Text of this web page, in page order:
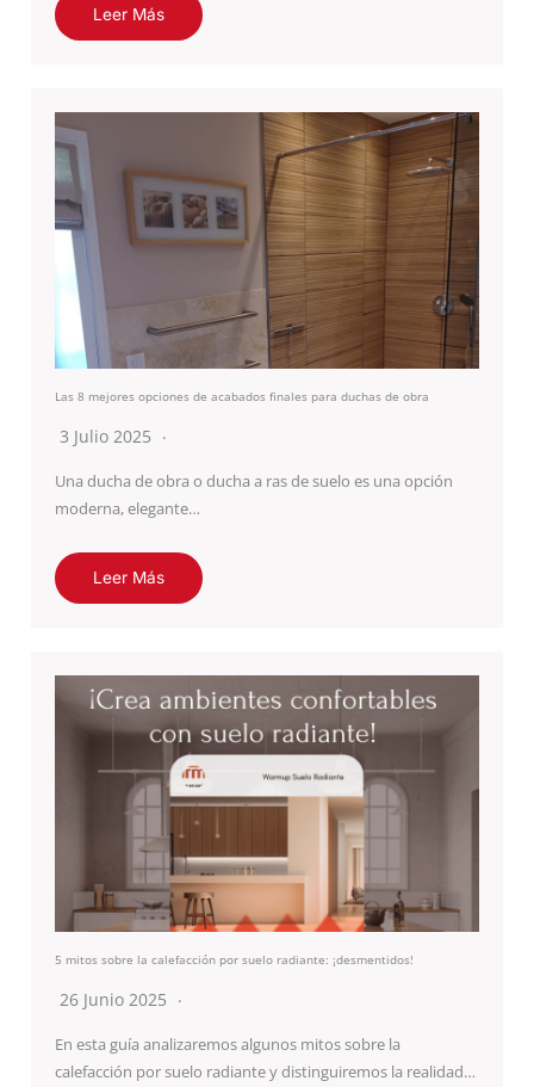
Leer Más
Las 8 mejores opciones de acabados finales para duchas de obra
3 Julio 2025
Una ducha de obra o ducha a ras de suelo es una opción
moderna, elegante…
Leer Más
5 mitos sobre la calefacción por suelo radiante: ¡desmentidos!
26 Junio 2025
En esta guía analizaremos algunos mitos sobre la
calefacción por suelo radiante y distinguiremos la realidad…